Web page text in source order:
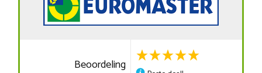
Beoordeling